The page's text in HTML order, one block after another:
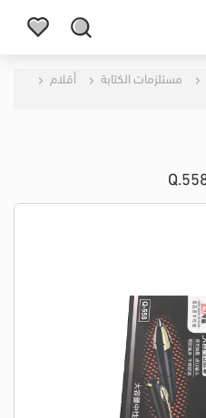
مستلزمات الكتابة
أقلام